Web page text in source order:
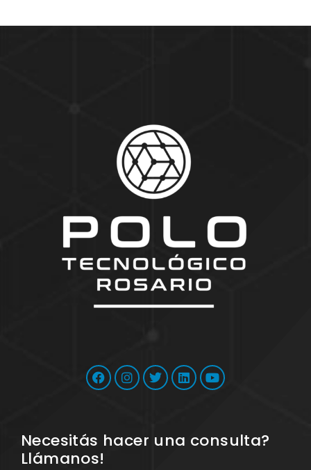
Necesitás hacer una consulta?
Llámanos!